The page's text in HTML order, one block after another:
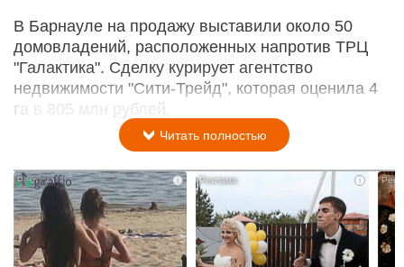
В Барнауле на продажу выставили около 50
домовладений, расположенных напротив ТРЦ
"Галактика". Сделку курирует агентство
недвижимости "Сити-Трейд", которая оценила 4
га в 805 млн рублей.
Читать полностью
i i